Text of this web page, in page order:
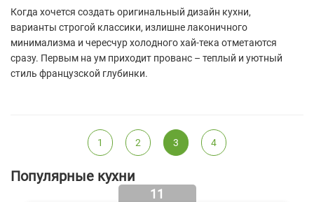
Когда хочется создать оригинальный дизайн кухни,
варианты строгой классики, излишне лаконичного
минимализма и чересчур холодного хай-тека отметаются
сразу. Первым на ум приходит прованс – теплый и уютный
стиль французской глубинки.
1 2 3 4
Популярные кухни
11